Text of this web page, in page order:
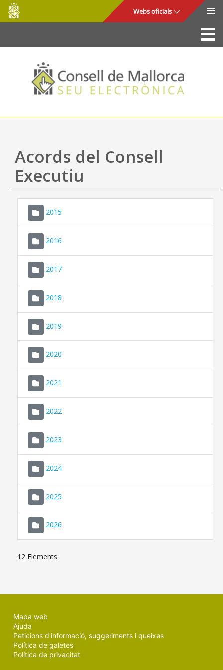
Salta al contingut principal
Consell
de
Mallorca
Webs oficials
La Seu
Consell de Mallorca
Accés i seguretat
Utilitats
Ajuda
Acords del Consell
Executiu
2015
2016
2017
2018
2019
2020
2021
2022
2023
2024
2025
2026
12 Elements
Mapa web
Ajuda
Peticions d'informació, suggeriments i queixes
Política de galetes
Política de privacitat